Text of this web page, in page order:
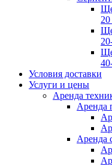
Условия доставки
Услуги и цены
Аренда
Аренда
Аренда